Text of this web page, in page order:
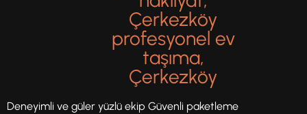
Çerkezköy
profesyonel ev
taşıma,
Çerkezköy
Deneyimli ve güler yüzlü ekip Güvenli paketleme